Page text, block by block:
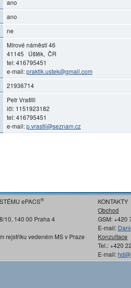
ano
ano
ne
Mírové náměstí 46
41145 Úštěk, ČR
tel: 416795451
e-mail:praktik.ustek@gmail.com
21936714
Petr Vraštil
ičl: 1151923182
tel: 416795451
e-mail:p.vrastil@seznam.cz
ePACS®
10, 140 00 Praha 4
rejstříku vedeném MS v Praze
KONTAKTY
Obchod
GSM: +420
E-mail:
Konzultace
Tel.: +420
E-mail: